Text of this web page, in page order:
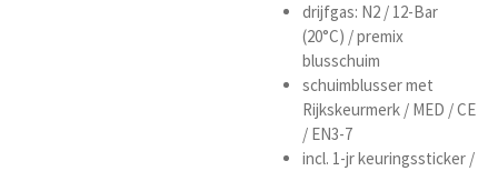
drijfgas: N2 /12-Bar
(20°C) / premix
blusschuim
schuimblusser met
Rijkskeurmerk / MED / CE
/ EN3-7
incl. 1-jr keuringssticker /